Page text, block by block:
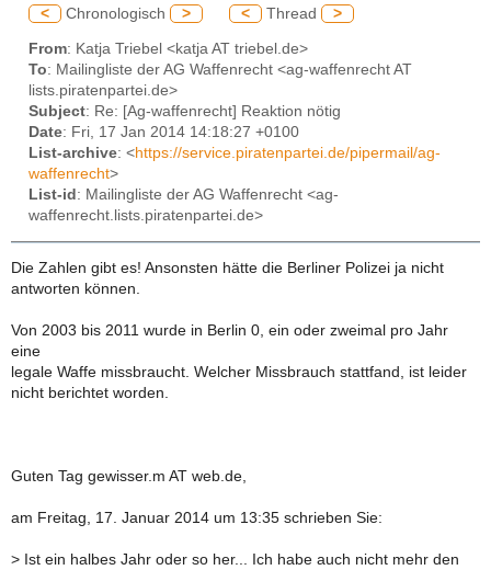
< Chronologisch > < Thread >
From: Katja Triebel <katja AT triebel.de>
To: Mailingliste der AG Waffenrecht <ag-waffenrecht AT
lists.piratenpartei.de>
Subject: Re: [Ag-waffenrecht] Reaktion nötig
Date: Fri, 17 Jan 2014 14:18:27 +0100
List-archive: <https://service.piratenpartei.de/pipermail/ag-
waffenrecht>
List-id : Mailingliste der AG Waffenrecht <ag-
waffenrecht.lists.piratenpartei.de>
Die Zahlen gibt es! Ansonsten hätte die Berliner Polizei ja nicht
antworten können.
Von 2003 bis 2011 wurde in Berlin 0, ein oder zweimal pro Jahr
eine
legale Waffe missbraucht. Welcher Missbrauch stattfand, ist leider
nicht berichtet worden.
Guten Tag gewisser.m AT web.de,
am Freitag, 17. Januar 2014 um 13:35 schrieben Sie:
> Ist ein halbes Jahr oder so her... Ich habe auch nicht mehr den